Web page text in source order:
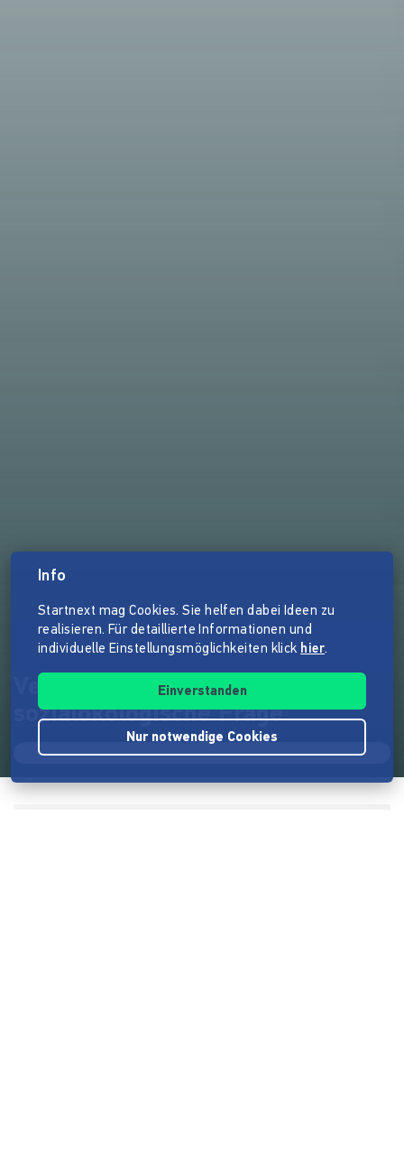
Vergesellschaftung und die
sozialökologische Frage
Info
Startnext mag Cookies. Sie helfen dabei Ideen zu
realisieren. Für detaillierte Informationen und
individuelle Einstellungsmöglichkeiten klick hier.
Einverstanden
Nur notwendige Cookies